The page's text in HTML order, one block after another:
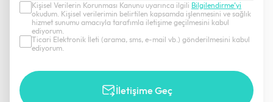
Kişisel Verilerin Korunması Kanunu uyarınca ilgili Bilgilendirme’yi
okudum. Kişisel verilerimin belirtilen kapsamda işlenmesini ve sağlık
hizmet sunumu amacıyla tarafımla iletişime geçilmesini kabul
ediyorum.
Ticari Elektronik İleti (arama, sms, e-mail vb.) gönderilmesini kabul
ediyorum.
İletişime Geç